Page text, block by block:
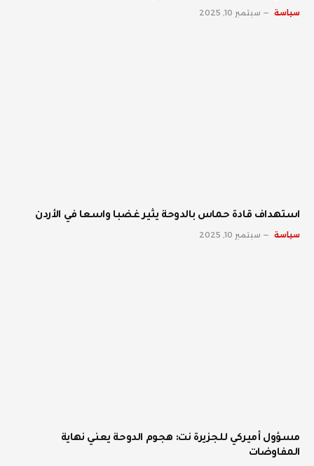
سياسة سبتمبر 10, 2025
استهداف قادة حماس بالدوحة يثير غضبا واسعا في الأردن
سياسة سبتمبر 10, 2025
مسؤول أميركي للجزيرة نت: هجوم الدوحة يعني نهاية
المفاوضات